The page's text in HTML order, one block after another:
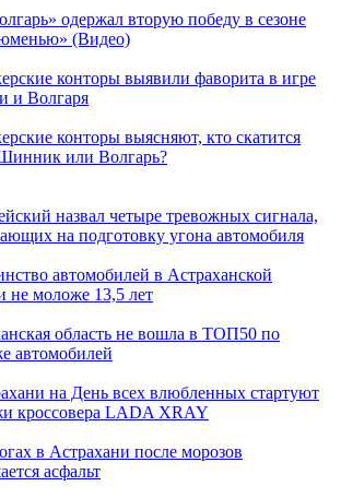
одержал вторую победу в сезоне
(Видео)
конторы выявили фаворита в игре
и Волгаря
конторы выясняют, кто скатится
или Волгарь?
назвал четыре тревожных сигнала,
на подготовку угона автомобиля
автомобилей в Астраханской
не моложе 13,5 лет
область не вошла в ТОП50 по
автомобилей
на День всех влюбленных стартуют
кроссовера LADA XRAY
в Астрахани после морозов
асфальт